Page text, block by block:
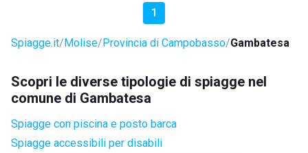
1
Spiagge.it Molise Provincia di Campobasso Gambatesa
Scopri le diverse tipologie di spiagge nel
comune di Gambatesa
Spiagge con piscina e posto barca
Spiagge accessibili per disabili